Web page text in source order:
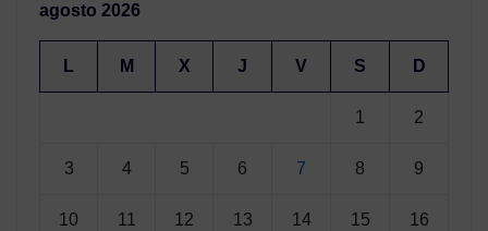
agosto 2026
L M X J V S D
1 2
3 4 5 6 7 8 9
10 11 12 13 14 15 16